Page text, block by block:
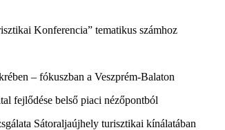
Konferencia” tematikus számhoz
– fókuszban a Veszprém-Balaton
fejlődése belső piaci nézőpontból
Sátoraljaújhely turisztikai kínálatában